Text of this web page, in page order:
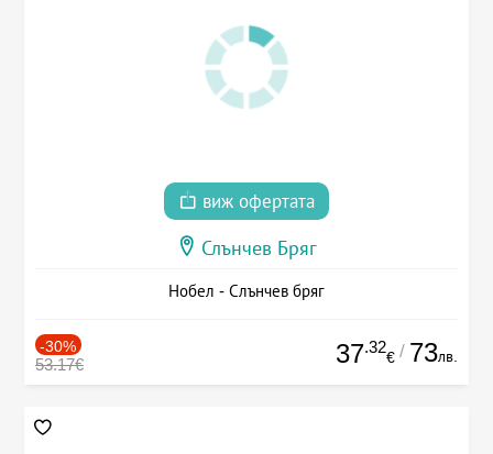
виж офертата
Слънчев Бряг
Нобел - Слънчев бряг
-30%
53.17€ 37.32
€ / 73лв.